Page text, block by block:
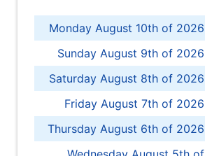
Monday August 10th of 2026
Sunday August 9th of 2026
Saturday August 8th of 2026
Friday August 7th of 2026
Thursday August 6th of 2026